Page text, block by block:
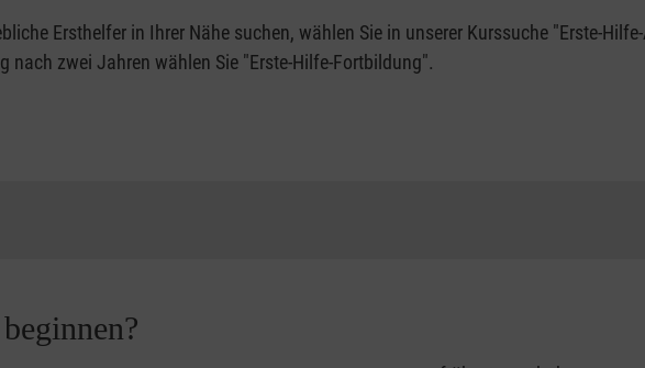
Ersthelfer in Ihrer Nähe suchen, wählen Sie in unserer Kurssuche "Erste-
nach zwei Jahren wählen Sie "Erste-Hilfe-Fortbildung".